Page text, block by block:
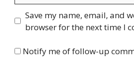
Save my name, email, and
browser for the next time I
Notify me of follow-up